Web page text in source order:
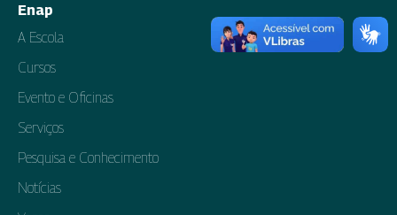
Enap
A Escola
Cursos
Evento e Oficinas
Serviços
Pesquisa e Conhecimento
Notícias